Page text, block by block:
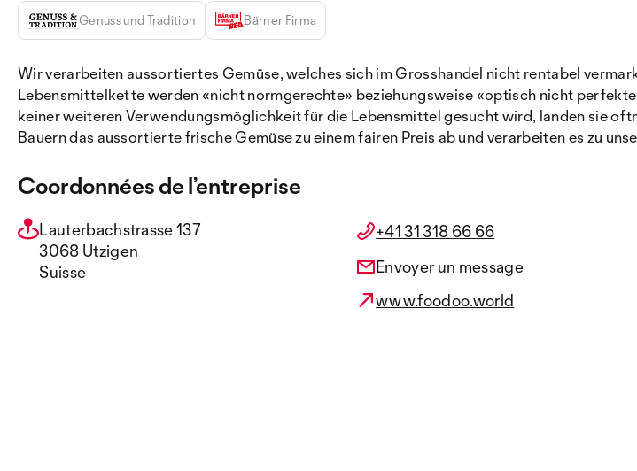
Genuss und Tradition Bärner Firma
Wir verarbeiten aussortiertes Gemüse, welches sich im Grosshandel nicht rentabel
Lebensmittelkette werden «nicht normgerechte» beziehungsweise «optisch nicht
keiner weiteren Verwendungsmöglichkeit für die Lebensmittel gesucht wird, landen sie
Bauern das aussortierte frische Gemüse zu einem fairen Preis ab und verarbeiten es zu
Coordonnées de l’entreprise
Lauterbachstrasse 137
3068 Utzigen
Suisse
+41 31 318 66 66
Envoyer un message
www.foodoo.world